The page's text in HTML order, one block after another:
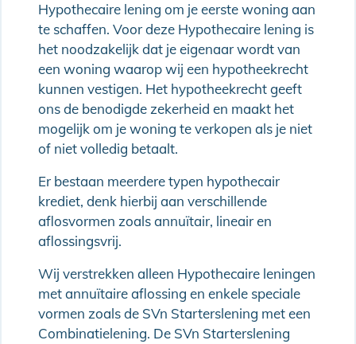
Hypothecaire lening om je eerste woning aan
te schaffen. Voor deze Hypothecaire lening is
het noodzakelijk dat je eigenaar wordt van
een woning waarop wij een hypotheekrecht
kunnen vestigen. Het hypotheekrecht geeft
ons de benodigde zekerheid en maakt het
mogelijk om je woning te verkopen als je niet
of niet volledig betaalt.
Er bestaan meerdere typen hypothecair
krediet, denk hierbij aan verschillende
aflosvormen zoals annuïtair, lineair en
aflossingsvrij.
Wij verstrekken alleen Hypothecaire leningen
met annuïtaire aflossing en enkele speciale
vormen zoals de SVn Starterslening met een
Combinatielening. De SVn Starterslening